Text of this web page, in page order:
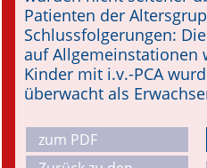
Patienten der
Schlussfolgerungen:
auf Allgemeinstationen
Kinder mit i.v.-PCA
überwacht als
zum PDF